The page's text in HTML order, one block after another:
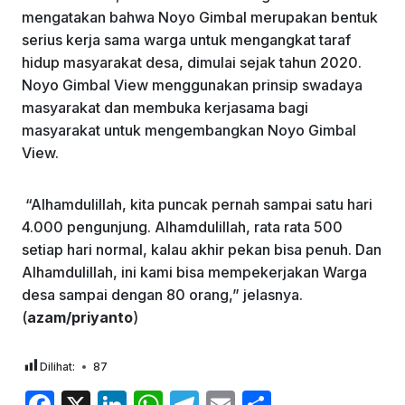
mengatakan bahwa Noyo Gimbal merupakan bentuk
serius kerja sama warga untuk mengangkat taraf
hidup masyarakat desa, dimulai sejak tahun 2020.
Noyo Gimbal View menggunakan prinsip swadaya
masyarakat dan membuka kerjasama bagi
masyarakat untuk mengembangkan Noyo Gimbal
View.
“Alhamdulillah, kita puncak pernah sampai satu hari
4.000 pengunjung. Alhamdulillah, rata rata 500
setiap hari normal, kalau akhir pekan bisa penuh. Dan
Alhamdulillah, ini kami bisa mempekerjakan Warga
desa sampai dengan 80 orang,” jelasnya.
(azam/priyanto)
Dilihat: 87